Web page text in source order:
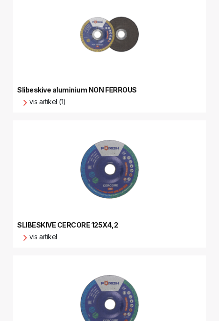
Slibeskive aluminium NON FERROUS
vis artikel (1)
SLIBESKIVE CERCORE 125X4,2
vis artikel